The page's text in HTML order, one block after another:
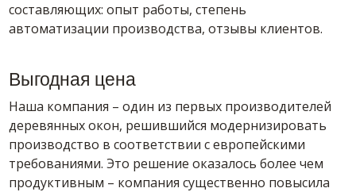
составляющих: опыт работы, степень
автоматизации производства, отзывы клиентов.
Выгодная цена
Наша компания – один из первых производителей
деревянных окон, решившийся модернизировать
производство в соответствии с европейскими
требованиями. Это решение оказалось более чем
продуктивным – компания существенно повысила